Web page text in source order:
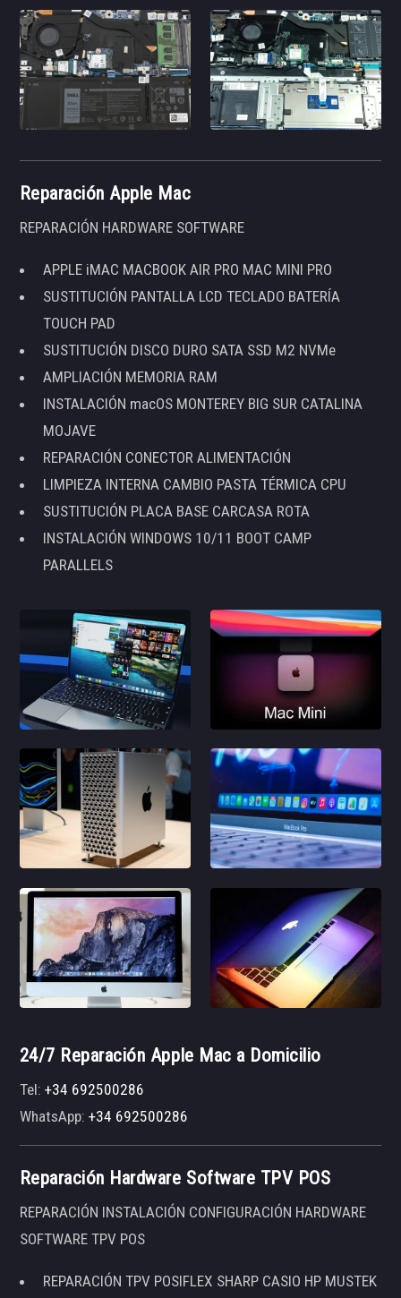
Reparación Apple Mac
REPARACIÓN HARDWARE SOFTWARE
APPLE iMAC MACBOOK AIR PRO MAC MINI PRO
SUSTITUCIÓN PANTALLA LCD TECLADO BATERÍA
TOUCH PAD
SUSTITUCIÓN DISCO DURO SATA SSD M2 NVMe
AMPLIACIÓN MEMORIA RAM
INSTALACIÓN macOS MONTEREY BIG SUR CATALINA
MOJAVE
REPARACIÓN CONECTOR ALIMENTACIÓN
LIMPIEZA INTERNA CAMBIO PASTA TÉRMICA CPU
SUSTITUCIÓN PLACA BASE CARCASA ROTA
INSTALACIÓN WINDOWS 10/11 BOOT CAMP
PARALLELS
24/7 Reparación Apple Mac a Domicilio
Tel:+34 692500286
WhatsApp:+34 692500286
Reparación Hardware Software TPV POS
REPARACIÓN INSTALACIÓN CONFIGURACIÓN HARDWARE
SOFTWARE TPV POS
REPARACIÓN TPV POSIFLEX SHARP CASIO HP MUSTEK